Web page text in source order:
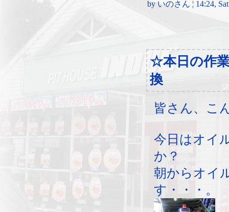
by いのさん ¦ 14:24,
☆本日の作
換
皆さん、こ
今日はオイ
か？
朝からオイ
す・・・。